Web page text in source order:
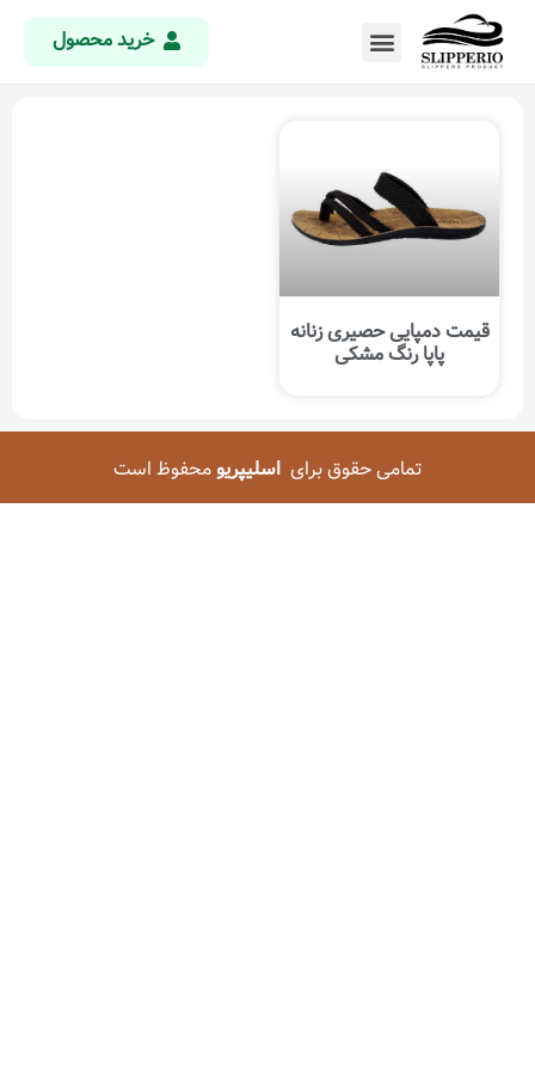
خرید محصول
قیمت دمپایی حصیری زنانه
پاپا رنگ مشکی
تمامی حقوق برایاسلیپریومحفوظ است